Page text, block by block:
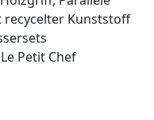
recycelter Kunststoff
Petit Chef